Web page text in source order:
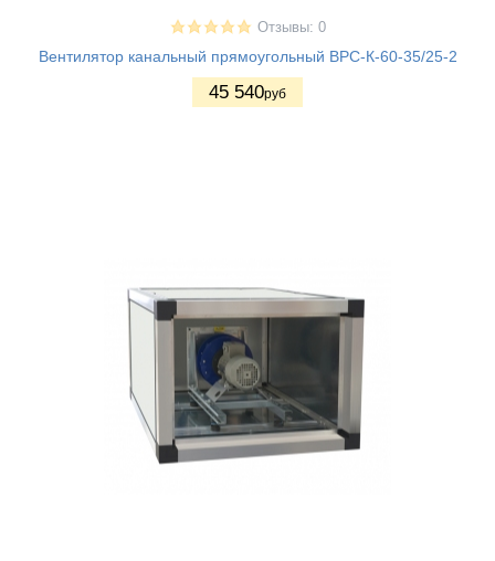
Отзывы: 0
Вентилятор канальный прямоугольный ВРС-К-60-35/25-2
45 540руб